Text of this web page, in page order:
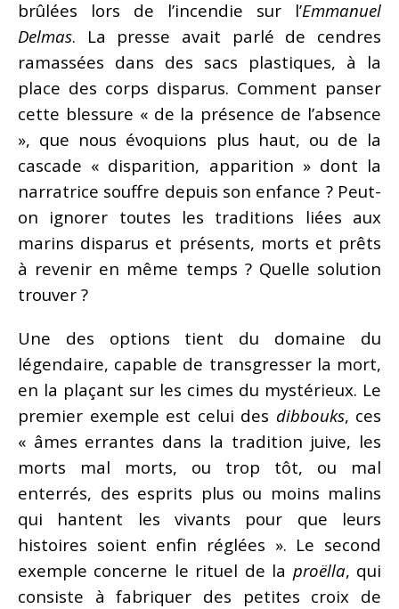
brûlées lors de l’incendie sur l’Emmanuel
Delmas. La presse avait parlé de cendres
ramassées dans des sacs plastiques, à la
place des corps disparus. Comment panser
cette blessure « de la présence de l’absence
», que nous évoquions plus haut, ou de la
cascade « disparition, apparition » dont la
narratrice souffre depuis son enfance ? Peut-
on ignorer toutes les traditions liées aux
marins disparus et présents, morts et prêts
à revenir en même temps ? Quelle solution
trouver ?
Une des options tient du domaine du
légendaire, capable de transgresser la mort,
en la plaçant sur les cimes du mystérieux. Le
premier exemple est celui des dibbouks, ces
« âmes errantes dans la tradition juive, les
morts mal morts, ou trop tôt, ou mal
enterrés, des esprits plus ou moins malins
qui hantent les vivants pour que leurs
histoires soient enfin réglées ». Le second
exemple concerne le rituel de la proëlla, qui
consiste à fabriquer des petites croix de